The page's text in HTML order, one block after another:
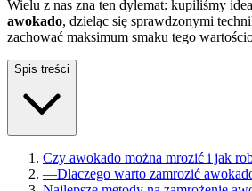
Wielu z nas zna ten dylemat: kupiliśmy
awokado, dzieląc się sprawdzonymi
zachować maksimum smaku tego
Spis treści
Czy awokado można mrozić i jak
—Dlaczego warto zamrozić